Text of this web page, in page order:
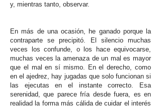
y, mientras tanto, observar.
En más de una ocasión, he ganado porque la
contraparte se precipitó. El silencio muchas
veces los confunde, o los hace equivocarse,
muchas veces la amenaza de un mal es mayor
que el mal en sí mismo. En el derecho, como
en el ajedrez, hay jugadas que solo funcionan si
las ejecutas en el instante correcto. Esa
serenidad, que parece fría desde fuera, es en
realidad la forma más cálida de cuidar el interés